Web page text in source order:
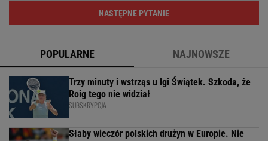
NASTĘPNE PYTANIE
POPULARNE NAJNOWSZE
Trzy minuty i wstrząs u Igi Świątek. Szkoda, że
Roig tego nie widział
SUBSKRYPCJA
Słaby wieczór polskich drużyn w Europie. Nie